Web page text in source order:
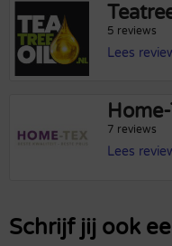
5 reviews
Lees
7 reviews
Lees
Schrijf jij ook